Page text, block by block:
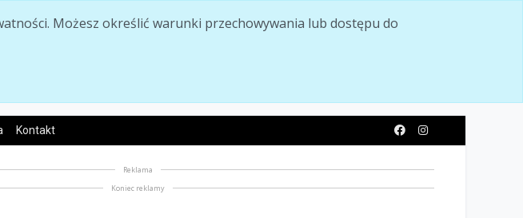
Możesz określić warunki przechowywania lub dostępu do
Kontakt
Reklama
Koniec reklamy